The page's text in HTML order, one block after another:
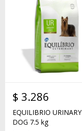
$ 3.286
EQUILIBRIO URINARY
DOG 7.5 kg